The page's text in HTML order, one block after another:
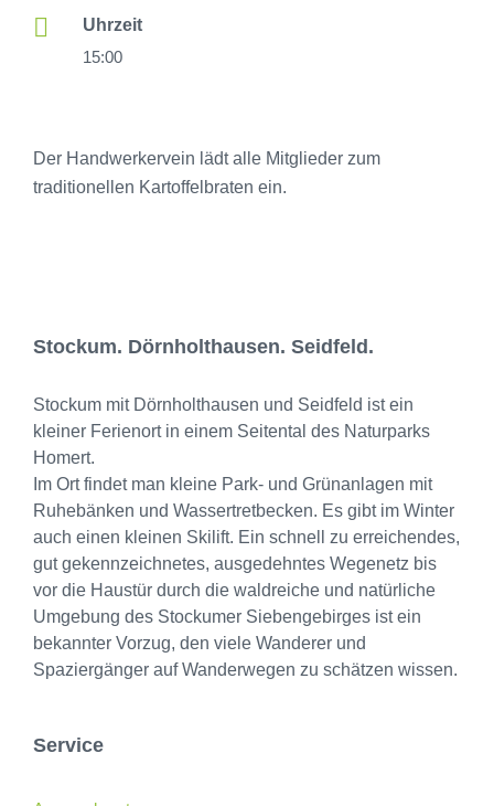
Uhrzeit
15:00
Der Handwerkervein lädt alle Mitglieder zum
traditionellen Kartoffelbraten ein.
Stockum. Dörnholthausen. Seidfeld.
Stockum mit Dörnholthausen und Seidfeld ist ein
kleiner Ferienort in einem Seitental des Naturparks
Homert.
Im Ort findet man kleine Park- und Grünanlagen mit
Ruhebänken und Wassertretbecken. Es gibt im Winter
auch einen kleinen Skilift. Ein schnell zu erreichendes,
gut gekennzeichnetes, ausgedehntes Wegenetz bis
vor die Haustür durch die waldreiche und natürliche
Umgebung des Stockumer Siebengebirges ist ein
bekannter Vorzug, den viele Wanderer und
Spaziergänger auf Wanderwegen zu schätzen wissen.
Service